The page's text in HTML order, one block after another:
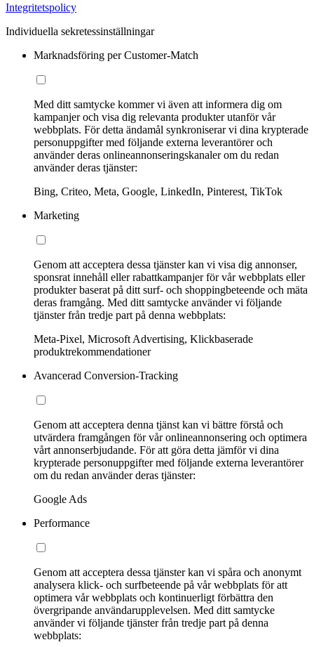
Integritetspolicy
Individuella sekretessinställningar
Marknadsföring per Customer-Match
Med ditt samtycke kommer vi även att informera dig om
kampanjer och visa dig relevanta produkter utanför vår
webbplats. För detta ändamål synkroniserar vi dina krypterade
personuppgifter med följande externa leverantörer och
använder deras onlineannonseringskanaler om du redan
använder deras tjänster:
Bing, Criteo, Meta, Google, LinkedIn, Pinterest, TikTok
Marketing
Genom att acceptera dessa tjänster kan vi visa dig annonser,
sponsrat innehåll eller rabattkampanjer för vår webbplats eller
produkter baserat på ditt surf- och shoppingbeteende och mäta
deras framgång. Med ditt samtycke använder vi följande
tjänster från tredje part på denna webbplats:
Meta-Pixel, Microsoft Advertising, Klickbaserade
produktrekommendationer
Avancerad Conversion-Tracking
Genom att acceptera denna tjänst kan vi bättre förstå och
utvärdera framgången för vår onlineannonsering och optimera
vårt annonserbjudande. För att göra detta jämför vi dina
krypterade personuppgifter med följande externa leverantörer
om du redan använder deras tjänster:
Google Ads
Performance
Genom att acceptera dessa tjänster kan vi spåra och anonymt
analysera klick- och surfbeteende på vår webbplats för att
optimera vår webbplats och kontinuerligt förbättra den
övergripande användarupplevelsen. Med ditt samtycke
använder vi följande tjänster från tredje part på denna
webbplats: